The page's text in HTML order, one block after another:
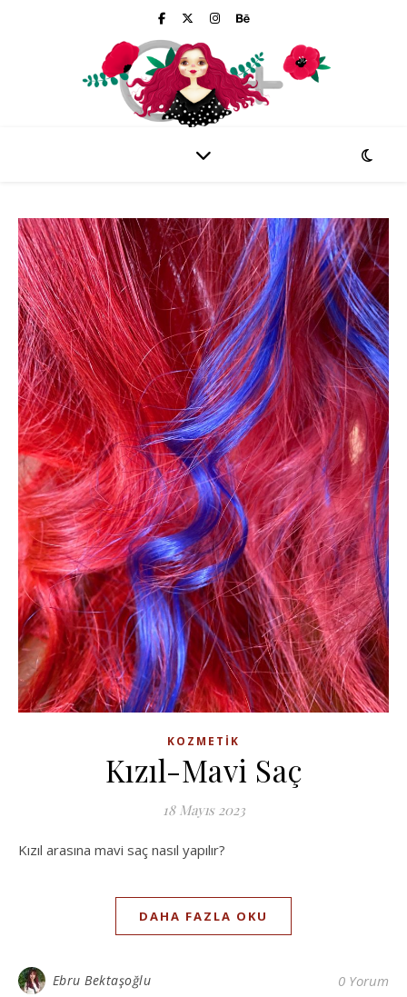
KOZMETIK
Kızıl-Mavi Saç
18 Mayıs 2023
Kızıl arasına mavi saç nasıl yapılır?
DAHA FAZLA OKU
Ebru Bektaşoğlu 0 Yorum